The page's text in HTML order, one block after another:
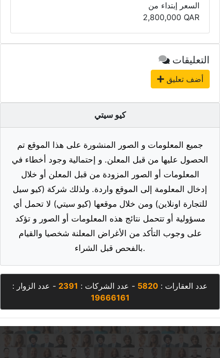
السعر إبتداء من
2,800,000 QAR
التعليقات
أضف تعليق
كيو سيتي
جميع المعلومات و الصور المنشورة على هذا الموقع تم
الحصول عليها من قبل المعلن. و إحتمالية وجود أخطاء في
المعلومات أو الصور المزودة من قبل المعلن أو خلال
إدخال المعلومة إلى الموقع واردة. ولذلك شركة (كيو سيل
للتجارة اونلاين) ومن خلال موقعها (كيو سيتي) لا تحمل أي
مسؤولية أو تتحمل نتائج هذه المعلومات أو الصور و تؤكد
على وجوب التأكد من الأغراض المعلنة شخصيا والقيام
بالفحص قبل الشراء.
عدد العقارات : 5820 - عدد الشركات : 2391 - عدد الزوار :
19666161